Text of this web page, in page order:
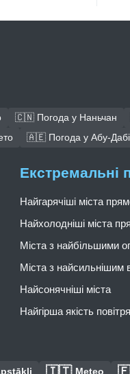
🇨🇳 Погода у Наньчан
🇦🇪 Погода у Абу-Дабі
Екстремальні
Найгарячіші міста
Найхолодніші міста
Міста з найбільшими
Міста з найсильнішим
Найсонячніші міста
Найгірша якість
Meteo